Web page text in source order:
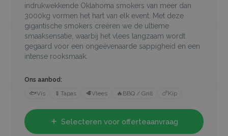
indrukwekkende Oklahoma smokers van meer dan
3000kg vormen het hart van elk event. Met deze
gigantische smokers creëren we de ultieme
smaaksensatie, waarbij het vlees langzaam wordt
gegaard voor een ongeëvenaarde sappigheid en een
intense rooksmaak.
Ons aanbod:
🐟Vis 🍢 Tapas 🥩Vlees 🔥 BBQ / Grill 🍗Kip
Selecteren voor offerteaanvraag